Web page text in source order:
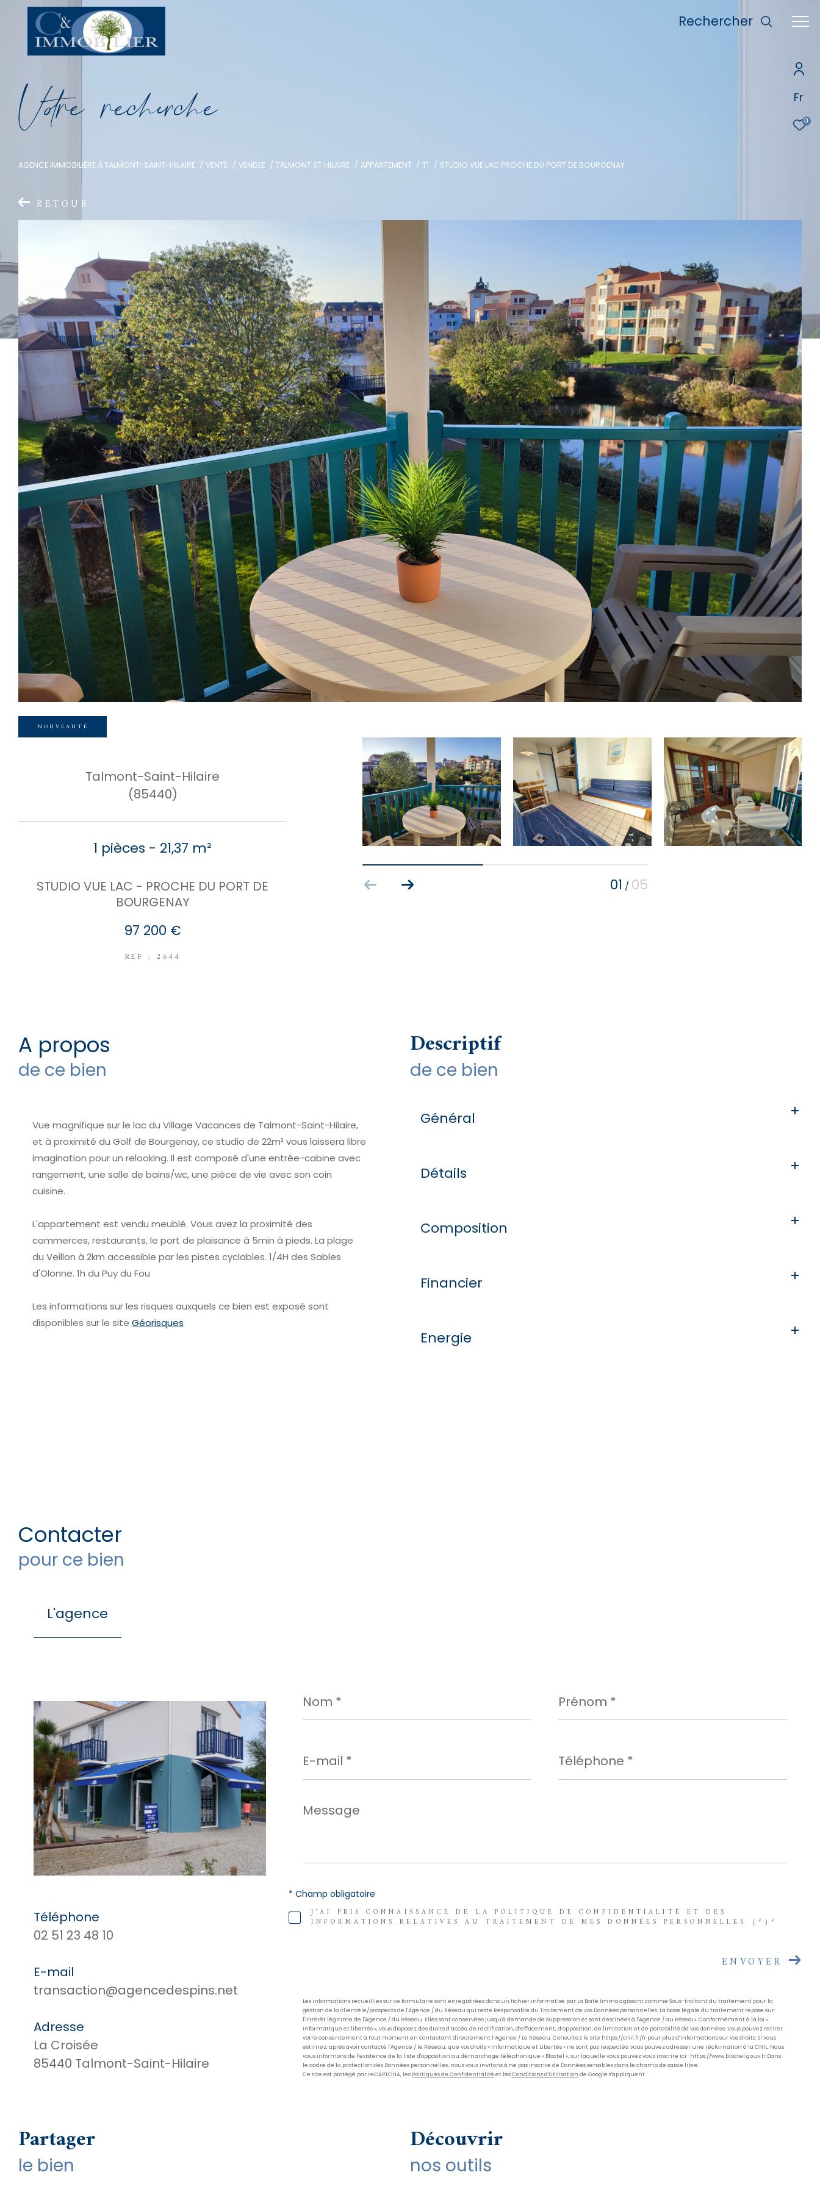
Fr
0
rechercher
Vore recece
AGENCE IMMOBILIÈRE À TALMONT-SAINT-HILAIRE VENTE VENDEE TALMONT ST HILAIRE APPARTEMENT T1 STUDIO VUE LAC PROCHE DU PORT DE BOURGENAY
RETOUR
NOUVEAUTÉ
01 / 05
Talmont-Saint-Hilaire
(85440)
1 pièces - 21,37 m²
STUDIO VUE LAC - PROCHE DU PORT DE
BOURGENAY
97 200 €
REF : 2644
a propos
de ce bien
Vue magnifique sur le lac du Village Vacances de Talmont-Saint-Hilaire,
et à proximité du Golf de Bourgenay, ce studio de 22m² vous laissera libre
imagination pour un relooking. Il est composé d'une entrée-cabine avec
rangement, une salle de bains/wc, une pièce de vie avec son coin
cuisine.
L'appartement est vendu meublé. Vous avez la proximité des
commerces, restaurants, le port de plaisance à 5min à pieds. La plage
du Veillon à 2km accessible par les pistes cyclables. 1/4H des Sables
d'Olonne. 1h du Puy du Fou
Les informations sur les risques auxquels ce bien est exposé sont
disponibles sur le site Géorisques
descriptif
de ce bien
Général
Détails
Composition
Financier
Energie
Contacter
pour ce bien
L'agence
Téléphone
02 51 23 48 10
E-mail
transaction@agencedespins.net
Adresse
La Croisée
85440 Talmont-Saint-Hilaire
* *
mail *
Message
*
J'AI PRIS CONNAISSANCE DE LA POLITIQUE DE CONFIDENTIALITÉ ET DES
INFORMATIONS RELATIVES AU TRAITEMENT DE MES DONNÉES PERSONNELLES (*)*
* Champ obligatoire
ENVOYER
Les informations recueillies sur ce formulaire sont enregistrées dans un fichier informatisé par La Boite Immo agissant comme Sous-traitant du traitement pour la
gestion de la clientèle/prospects de l'Agence / du Réseau qui reste Responsable du Traitement de vos Données personnelles. La base légale du traitement repose sur
l'intérêt légitime de l'Agence / du Réseau. Elles sont conservées jusqu'à demande de suppression et sont destinées à l'Agence / au Réseau. Conformément à la loi «
informatique et libertés », vous disposez des droits d’accès, de rectification, d’effacement, d’opposition, de limitation et de portabilité de vos données. Vous pouvez retirer
votre consentement à tout moment en contactant directement l’Agence / Le Réseau. Consultez le site https://cnil.fr/fr pour plus d’informations sur vos droits. Si vous
estimez, après avoir contacté l'Agence / le Réseau, que vos droits « Informatique et Libertés » ne sont pas respectés, vous pouvez adresser une réclamation à la CNIL. Nous
vous informons de l’existence de la liste d'opposition au démarchage téléphonique « Bloctel », sur laquelle vous pouvez vous inscrire ici : https://www.bloctel.gouv.fr Dans
le cadre de la protection des Données personnelles, nous vous invitons à ne pas inscrire de Données sensibles dans le champ de saisie libre.
Ce site est protégé par reCAPTCHA, les Politiques de Confidentialité et lesConditions d'Utilisation de Google s'appliquent.
partager
le bien
découvrir
nos outils